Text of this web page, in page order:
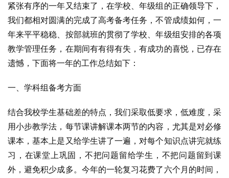
紧张有序的一年又结束了，在学校、年级组的正确领导下，
我们都相对圆满的完成了高考备考任务，不管成绩如何，一
年来平平稳稳、按部就班的贯彻了学校、年级组安排的各项
教学管理任务，在期间有有得有失，有成功的喜悦，已存在
遗憾，下面将一年的工作总结如下：
一、学科组备考方面
结合我校学生基础差的特点，我们采取低要求，低难度，采
用小步教学法，每节课讲解课本两节的内容，尤其是对必修
课本，基本上是又给学生讲了一遍，对每个知识点讲完就练
习，在课堂上巩固，不把问题留给学生，不把问题留到课
外，避免积少成多。今年的一轮复习花费了六个月的时间，